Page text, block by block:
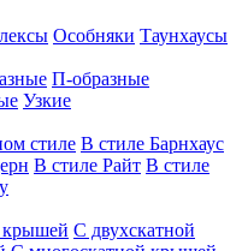
Особняки Таунхаусы
П-образные
Узкие
стиле В стиле Барнхаус
В стиле Райт В стиле
крышей С двухскатной